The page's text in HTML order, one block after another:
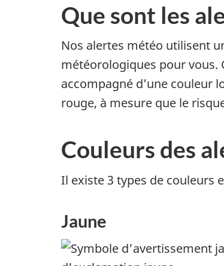
Que sont les
Nos alertes météo utilisent
météorologiques pour vous.
accompagné d’une couleur
rouge, à mesure que le
Couleurs des
Il existe 3 types de couleurs
Jaune